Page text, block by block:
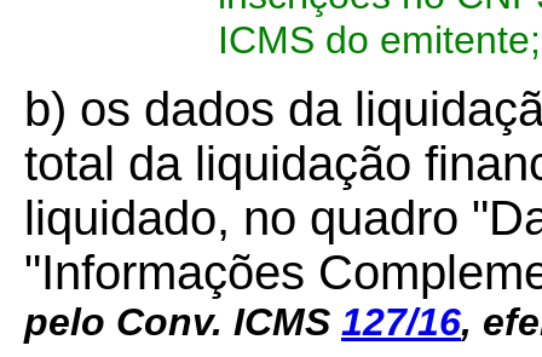
ICMS do emitente;
b) os dados da
total da liquidação
liquidado, no quadro
"Informações
pelo Conv. ICMS 127/16,